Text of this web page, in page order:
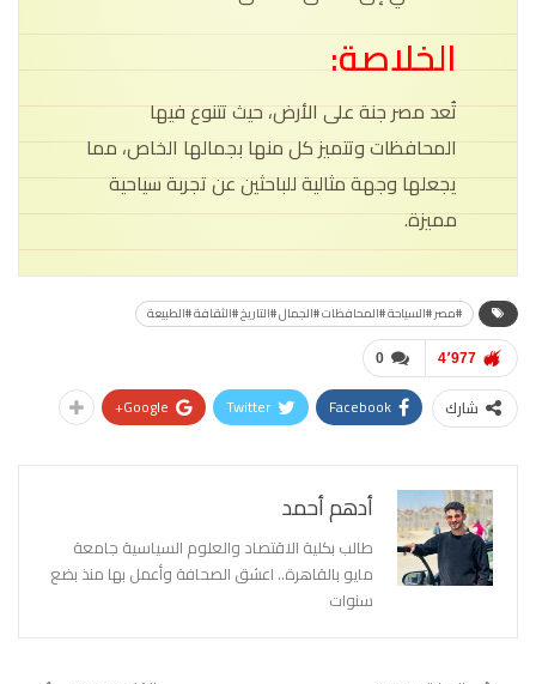
الخلاصة:
تُعد مصر جنة على الأرض، حيث تتنوع فيها
المحافظات وتتميز كل منها بجمالها الخاص، مما
يجعلها وجهة مثالية للباحثين عن تجربة سياحية
مميزة.
#مصر #السياحة #المحافظات #الجمال #التاريخ #الثقافة #الطبيعة
0 4٬977
شارك Facebook
Twitter
Google+
أدهم أحمد
طالب بكلية الاقتصاد والعلوم السياسية جامعة
مايو بالقاهرة.. اعشق الصحافة وأعمل بها منذ بضع
سنوات